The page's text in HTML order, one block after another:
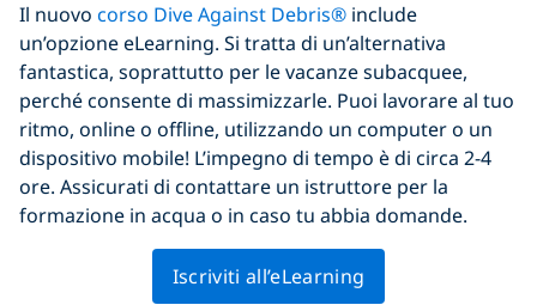
Il nuovo corso Dive Against Debris® include
un’opzione eLearning. Si tratta di un’alternativa
fantastica, soprattutto per le vacanze subacquee,
perché consente di massimizzarle. Puoi lavorare al tuo
ritmo, online o offline, utilizzando un computer o un
dispositivo mobile! L’impegno di tempo è di circa 2-4
ore. Assicurati di contattare un istruttore per la
formazione in acqua o in caso tu abbia domande.
Iscriviti all’eLearning